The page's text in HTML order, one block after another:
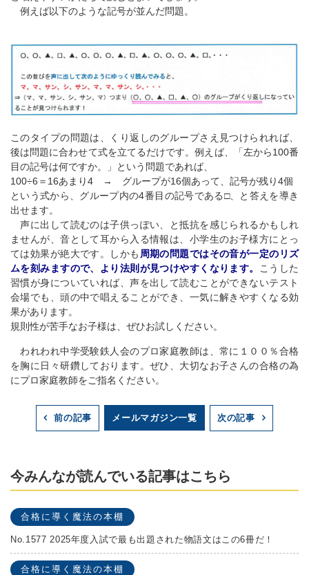
例えば以下のような記号が並んだ問題。
このタイプの問題は、くり返しのグループさえ見つけられれば、
後は問題に合わせて式を立てるだけです。例えば、「左から100番
目の記号は何ですか。」という問題であれば、
100÷6＝16あまり4 → グループが16個あって、記号が残り4個
という式から、グループ内の4番目の記号である□、と答えを導き
出せます。
声に出して読むのは子供っぽい、と抵抗を感じられるかもしれ
ませんが、音として耳から入る情報は、小学生のお子様方にとっ
ては効果が絶大です。しかも 周期の問題ではその音が一定のリズ
ムを刻みますので、より法則が見つけやすくなります。
こうした
習慣が身についていれば、声を出して読むことができないテスト
会場でも、頭の中で唱えることができ、一気に解きやすくなる効
果があります。
規則性が苦手なお子様は、ぜひお試しください。
われわれ中学受験鉄人会のプロ家庭教師は、常に１００％合格
を胸に日々研鑽しております。ぜひ、大切なお子さんの合格の為
にプロ家庭教師をご指名ください。
前の記事 メールマガジン一覧 次の記事
今みんなが読んでいる記事はこちら
合格に導く魔法の本棚
No.1577 2025年度入試で最も出題された物語文はこの6冊だ！
合格に導く魔法の本棚